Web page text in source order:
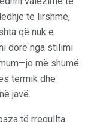
të lirshme,
që nuk e
dorë nga stilimi
më shumë
termik dhe
javë.
të rregullta.